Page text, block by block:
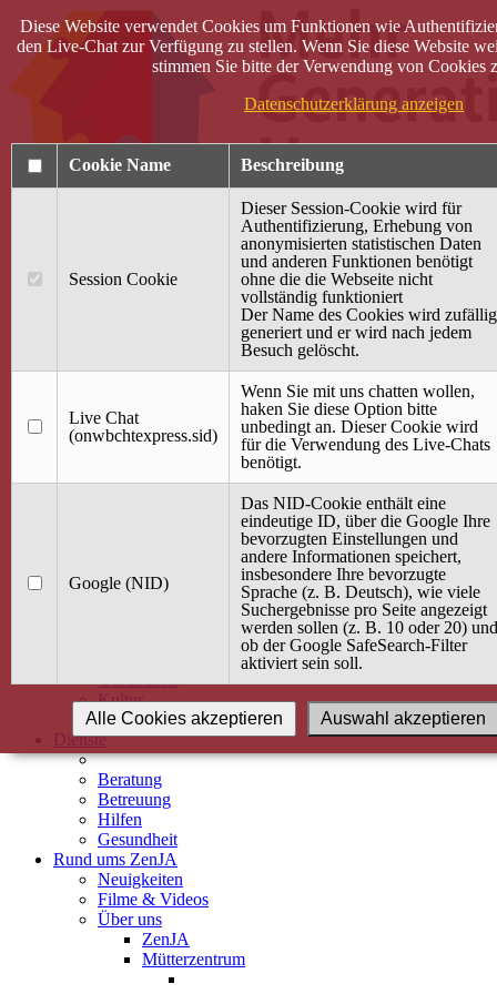
40 Jahre Mütterzentrum
Terminkalender
Gemeinsam aktiv
Gemeinsam unterwegs
wirFAIRändern
Angebot / Kurs suchen
Babybauch & Elternschaft
Gesundheit
Kultur
Alle Kurse
Dienste
Beratung
Betreuung
Hilfen
Gesundheit
Rund ums ZenJA
Neuigkeiten
Filme & Videos
Über uns
ZenJA
Mütterzentrum
Diese Website verwendet Cookies um Funktionen wie
den Live-Chat zur Verfügung zu stellen. Wenn Sie diese Website
stimmen Sie bitte der Verwendung von Cookies
Datenschutzerklärung anzeigen
Cookie Name Beschreibung
Session Cookie
Dieser Session-Cookie wird für
Authentifizierung, Erhebung von
anonymisierten statistischen Daten
und anderen Funktionen benötigt
ohne die die Webseite nicht
vollständig funktioniert
Der Name des Cookies wird zufällig
generiert und er wird nach jedem
Besuch gelöscht.
Live Chat
(onwbchtexpress.sid)
Wenn Sie mit uns chatten wollen,
haken Sie diese Option bitte
unbedingt an. Dieser Cookie wird
für die Verwendung des Live-Chats
benötigt.
Google (NID)
Das NID-Cookie enthält eine
eindeutige ID, über die Google Ihre
bevorzugten Einstellungen und
andere Informationen speichert,
insbesondere Ihre bevorzugte
Sprache (z. B. Deutsch), wie viele
Suchergebnisse pro Seite angezeigt
werden sollen (z. B. 10 oder 20) und
ob der Google SafeSearch-Filter
aktiviert sein soll.
Auswahl akzeptieren
Alle Cookies akzeptieren